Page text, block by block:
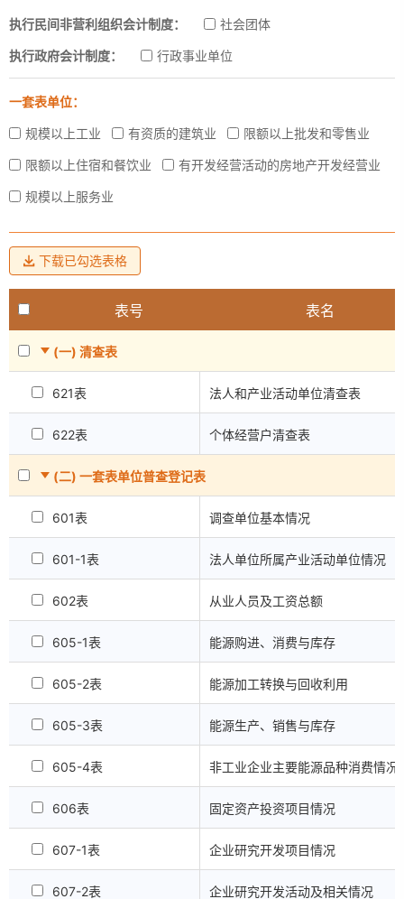
执行民间非营利组织会计制度： 社会团体
执行政府会计制度： 行政事业单位
一套表单位：
规模以上工业 有资质的建筑业 限额以上批发和零售业
限额以上住宿和餐饮业 有开发经营活动的房地产开发经营业
规模以上服务业
下载已勾选表格
表号 表名
(一) 清查表
621表 法人和产业活动单位清查表
622表 个体经营户清查表
(二) 一套表单位普查登记表
601表 调查单位基本情况
601-1表 法人单位所属产业活动单位情况
602表 从业人员及工资总额
605-1表 能源购进、消费与库存
605-2表 能源加工转换与回收利用
605-3表 能源生产、销售与库存
605-4表 非工业企业主要能源品种消费情况
606表 固定资产投资项目情况
607-1表 企业研究开发项目情况
607-2表 企业研究开发活动及相关情况